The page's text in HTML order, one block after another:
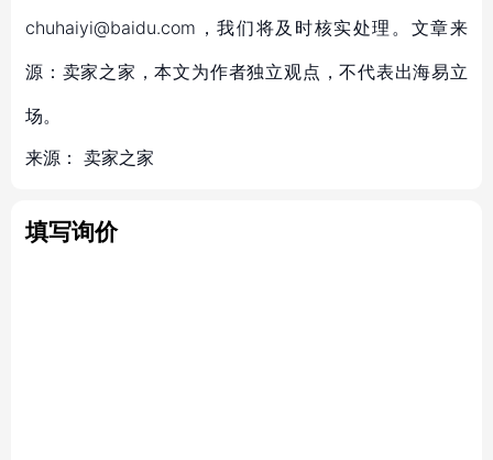
chuhaiyi@baidu.com，我们将及时核实处理。文章来
源：卖家之家，本文为作者独立观点，不代表出海易立
场。
来源： 卖家之家
填写询价